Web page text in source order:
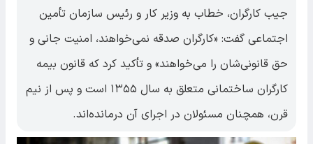
جیب کارگران، خطاب به وزیر کار و رئیس سازمان تأمین
اجتماعی گفت: «کارگران صدقه نمی‌خواهند، امنیت جانی و
حق قانونی‌شان را می‌خواهند» و تأکید کرد که قانون بیمه
کارگران ساختمانی متعلق به سال ۱۳۵۵ است و پس از نیم
قرن، همچنان مسئولان در اجرای آن درمانده‌اند.